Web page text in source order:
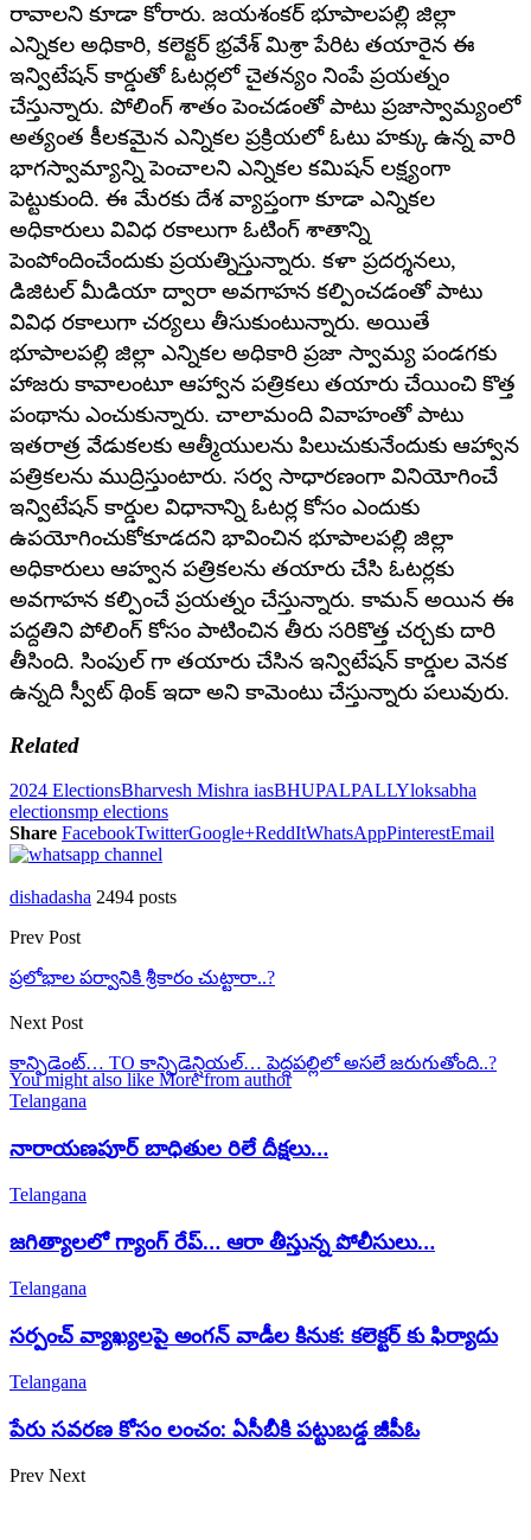
రావాలని కూడా కోరారు. జయశంకర్ భూపాలపల్లి జిల్లా
ఎన్నికల అధికారి, కలెక్టర్ భ్రవేశ్ మిశ్రా పేరిట తయారైన ఈ
ఇన్విటేషన్ కార్డుతో ఓటర్లలో చైతన్యం నింపే ప్రయత్నం
చేస్తున్నారు. పోలింగ్ శాతం పెంచడంతో పాటు ప్రజాస్వామ్యంలో
అత్యంత కీలకమైన ఎన్నికల ప్రక్రియలో ఓటు హక్కు ఉన్న వారి
భాగస్వామ్యాన్ని పెంచాలని ఎన్నికల కమిషన్ లక్ష్యంగా
పెట్టుకుంది. ఈ మేరకు దేశ వ్యాప్తంగా కూడా ఎన్నికల
అధికారులు వివిధ రకాలుగా ఓటింగ్ శాతాన్ని
పెంపోందించేందుకు ప్రయత్నిస్తున్నారు. కళా ప్రదర్శనలు,
డిజిటల్ మీడియా ద్వారా అవగాహన కల్పించడంతో పాటు
వివిధ రకాలుగా చర్యలు తీసుకుంటున్నారు. అయితే
భూపాలపల్లి జిల్లా ఎన్నికల అధికారి ప్రజా స్వామ్య పండగకు
హాజరు కావాలంటూ ఆహ్వాన పత్రికలు తయారు చేయించి కొత్త
పంథాను ఎంచుకున్నారు. చాలామంది వివాహంతో పాటు
ఇతరాత్ర వేడుకలకు ఆత్మీయులను పిలుచుకునేందుకు ఆహ్వాన
పత్రికలను ముద్రిస్తుంటారు. సర్వ సాధారణంగా వినియోగించే
ఇన్విటేషన్ కార్డుల విధానాన్ని ఓటర్ల కోసం ఎందుకు
ఉపయోగించుకోకూడదని భావించిన భూపాలపల్లి జిల్లా
అధికారులు ఆహ్వన పత్రికలను తయారు చేసి ఓటర్లకు
అవగాహన కల్పించే ప్రయత్నం చేస్తున్నారు. కామన్ అయిన ఈ
పద్దతిని పోలింగ్ కోసం పాటించిన తీరు సరికొత్త చర్చకు దారి
తీసింది. సింపుల్ గా తయారు చేసిన ఇన్విటేషన్ కార్డుల వెనక
ఉన్నది స్వీట్ థింక్ ఇదా అని కామెంటు చేస్తున్నారు పలువురు.
Related
2024 ElectionsBharvesh Mishra iasBHUPALPALLYloksabha
electionsmp elections
Share FacebookTwitterGoogle+ReddItWhatsAppPinterestEmail
dishadasha 2494 posts
Prev Post
ప్రలోభాల పర్వానికి శ్రీకారం చుట్టారా..?
Next Post
కాన్ఫిడెంట్… TO కాన్ఫిడెన్షియల్… పెద్దపల్లిలో అసలే జరుగుతోంది..?
You might also like More from author
Telangana
నారాయణపూర్ బాధితుల రిలే దీక్షలు…
Telangana
జగిత్యాలలో గ్యాంగ్ రేప్… ఆరా తీస్తున్న పోలీసులు…
Telangana
సర్పంచ్ వ్యాఖ్యలపై అంగన్ వాడీల కినుక: కలెక్టర్ కు ఫిర్యాదు
Telangana
పేరు సవరణ కోసం లంచం: ఏసీబీకి పట్టుబడ్డ జీపీఓ
Prev Next